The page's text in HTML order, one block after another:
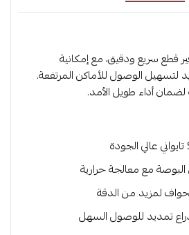
قطع سريع ودقيق، مع إمكانية
لتسهيل الوصول للأماكن المرتفعة.
أداء طويل الأمد.
لمزيد من الدقة
تمديد للوصول السهل